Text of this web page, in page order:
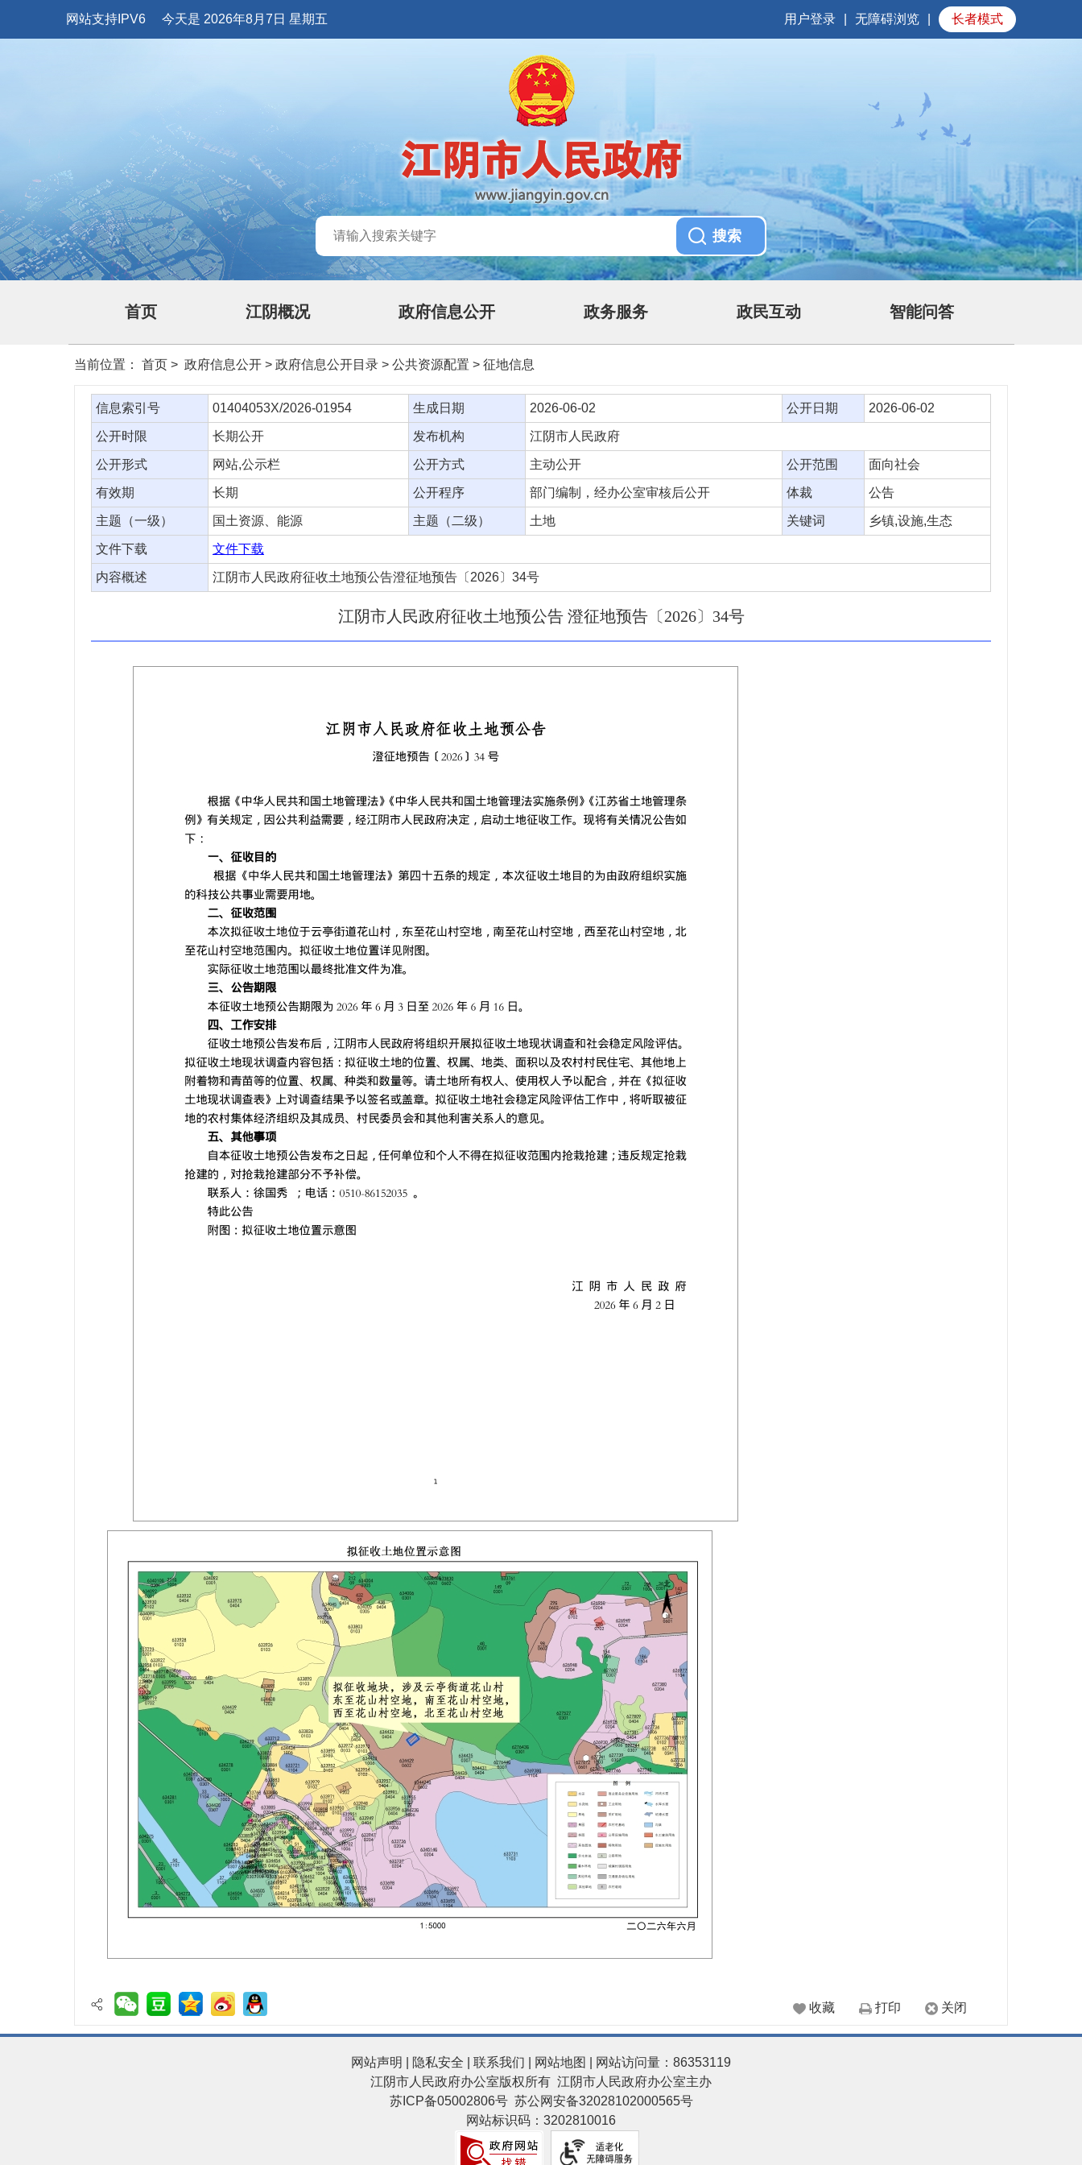
网站支持IPV6 今天是 2026年8月7日 星期五 用户登录 无障碍浏览 长者模式
首页 江阴概况 政府信息公开 政务服务 政民互动 智能问答
当前位置： 首页 > 政府信息公开 > 政府信息公开目录 > 公共资源配置 > 征地信息
信息索引号 01404053X/2026-01954 生成日期 2026-06-02 公开日期 2026-06-02
公开时限 长期公开 发布机构 江阴市人民政府
公开形式 网站,公示栏 公开方式 主动公开 公开范围 面向社会
有效期 长期 公开程序 部门编制，经办公室审核后公开 体裁 公告
主题（一级） 国土资源、能源 主题（二级） 土地 关键词 乡镇,设施,生态
文件下载 文件下载
内容概述 江阴市人民政府征收土地预公告澄征地预告〔2026〕34号
江阴市人民政府征收土地预公告 澄征地预告〔2026〕34号
收藏 打印 关闭
网站声明 隐私安全 联系我们 网站地图
| 网站访问量：86353119
江阴市人民政府办公室版权所有 江阴市人民政府办公室主办
苏ICP备05002806号 苏公网安备32028102000565号
网站标识码：3202810016